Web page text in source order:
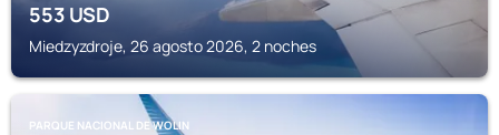
553USD
Miedzyzdroje, 26 agosto 2026, 2 noches
PARQUE NACIONAL DE WOLIN